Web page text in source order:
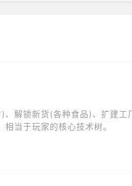
解锁新货(各种食品)、扩建工
当于玩家的核心技术树。